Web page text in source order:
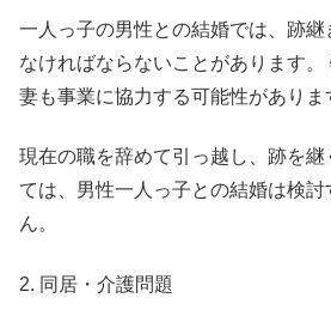
一人っ子の男性との結婚では、跡継
なければならないことがあります。
妻も事業に協力する可能性がありま
現在の職を辞めて引っ越し、跡を
ては、男性一人っ子との結婚は検
ん。
2. 同居・介護問題